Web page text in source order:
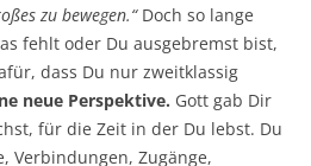
zu bewegen.“Doch so lange
fehlt oder Du ausgebremst bist,
dass Du nur zweitklassig
neue Perspektive. Gott gab Dir
für die Zeit in der Du lebst. Du
Verbindungen, Zugänge,